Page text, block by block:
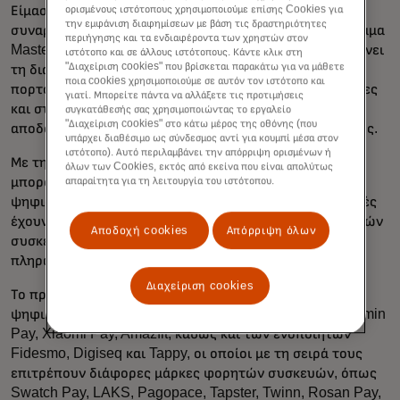
Είμαστε ενθουσιασμένοι που μοιραζόμαστε μια
συναρπαστική ανακοίνωση σχετικά με ένα νέο πρόγραμμα
Mastercard: Wallet Express, ένα πρόγραμμα που βελτιώνει
τη διαδικασία ενεργοποίησης πολλαπλών ψηφιακών
πορτοφολιών ταυτόχρονα, προσφέροντας στις τράπεζες
και στους εκδότες καρτών ένα γρήγορο και οικονομικά
αποδοτικό μέσο για την επέκταση των προσφορών τους.
Με την ενσωμάτωση του Wallet Express οι εκδότες
μπορούν να παρέχουν στους πελάτες τους διάφορα
ψηφιακά πορτοφόλια. Με τη σειρά τους, οι καταναλωτές
έχουν ένα ευρύ φάσμα τρόπων πληρωμής μέσω φορητών
συσκευών. Και ποιος δεν θέλει μια απλή εμπειρία
πληρωμής με το ψηφιακό πορτοφόλι που προτιμά;
Το πρόγραμμα υποστηρίζει επί του παρόντος διάφορα
ψηφιακά πορτοφόλια, συμπεριλαμβανομένων των Garmin
Pay, Xiaomi Pay, Amazfit, καθώς και των ενοποιητών
Fidesmo, Digiseq και Tappy, οι οποίοι με τη σειρά τους
επιτρέπουν διάφορες μάρκες φορητών συσκευών, όπως
Swatch Pay, LAKS, Pagopace, Tapster, Twinn, Rosan Pay,
ορισμένους ιστότοπους χρησιμοποιούμε επίσης Cookies για
την εμφάνιση διαφημίσεων με βάση τις δραστηριότητες
περιήγησης και τα ενδιαφέροντα των χρηστών στον
ιστότοπο και σε άλλους ιστότοπους. Κάντε κλικ στη
"Διαχείριση cookies" που βρίσκεται παρακάτω για να μάθετε
ποια cookies χρησιμοποιούμε σε αυτόν τον ιστότοπο και
γιατί. Μπορείτε πάντα να αλλάξετε τις προτιμήσεις
συγκατάθεσής σας χρησιμοποιώντας το εργαλείο
"Διαχείριση cookies" στο κάτω μέρος της οθόνης (που
υπάρχει διαθέσιμο ως σύνδεσμος αντί για κουμπί μέσα στον
ιστότοπο). Αυτό περιλαμβάνει την απόρριψη ορισμένων ή
όλων των Cookies, εκτός από εκείνα που είναι απολύτως
απαραίτητα για τη λειτουργία του ιστότοπου.
Αποδοχή cookies Απόρριψη όλων
Διαχείριση cookies